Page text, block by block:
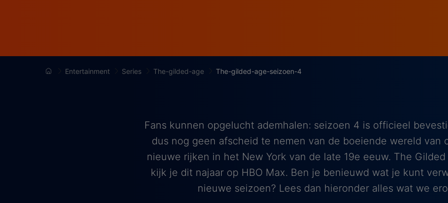
Entertainment Series The-gilded-age The-gilded-age-seizoen-4
Fans kunnen opgelucht ademhalen: seizoen 4 is officieel
dus nog geen afscheid te nemen van de boeiende wereld van
nieuwe rijken in het New York van de late 19e eeuw. The
kijk je dit najaar op HBO Max. Ben je benieuwd wat je kunt
nieuwe seizoen? Lees dan hieronder alles wat we